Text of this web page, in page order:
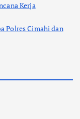
Kerja
Polres Cimahi dan